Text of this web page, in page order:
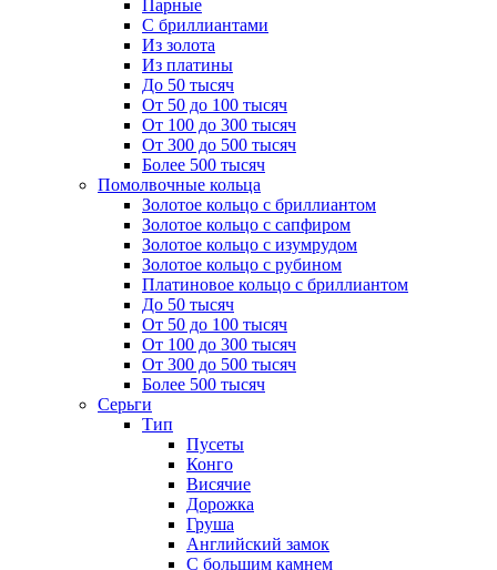
Парные
С бриллиантами
Из золота
Из платины
До 50 тысяч
От 50 до 100 тысяч
От 100 до 300 тысяч
От 300 до 500 тысяч
Более 500 тысяч
Помолвочные кольца
Золотое кольцо с бриллиантом
Золотое кольцо с сапфиром
Золотое кольцо с изумрудом
Золотое кольцо с рубином
Платиновое кольцо с бриллиантом
До 50 тысяч
От 50 до 100 тысяч
От 100 до 300 тысяч
От 300 до 500 тысяч
Более 500 тысяч
Серьги
Тип
Пусеты
Конго
Висячие
Дорожка
Груша
Английский замок
С большим камнем